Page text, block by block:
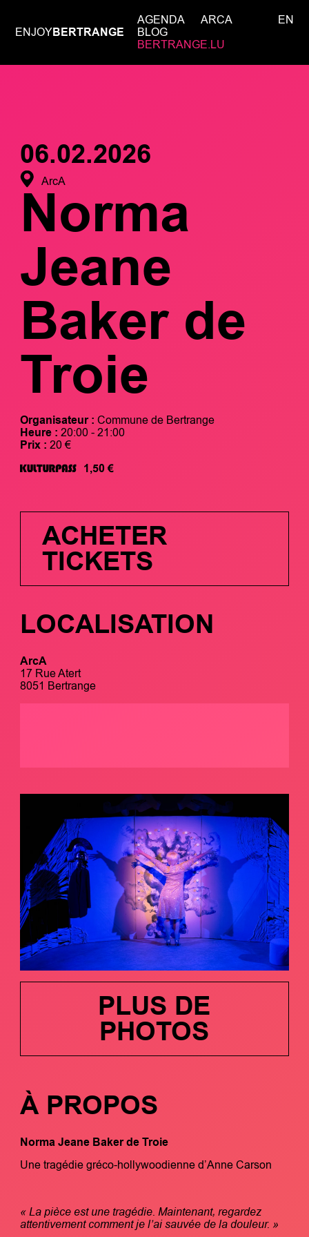
ENJOYBERTRANGE
AGENDA
ARCA
BLOG
BERTRANGE.LU
EN
06.02.2026
ArcA
Norma
Jeane
Baker de
Troie
Organisateur : Commune de Bertrange
Heure : 20:00 - 21:00
Prix : 20 €
1,50 €
ACHETER
TICKETS
LOCALISATION
ArcA
17 Rue Atert
8051 Bertrange
PLUS DE
PHOTOS
À PROPOS
Norma Jeane Baker de Troie
Une tragédie gréco-hollywoodienne d’Anne Carson
« La pièce est une tragédie. Maintenant, regardez
attentivement comment je l’ai sauvée de la douleur. »